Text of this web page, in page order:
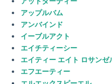
アップルバム
アンバインド
イーブルアクト
エイチティーシー
エイティー エイト ロサンゼ
エフエーティー